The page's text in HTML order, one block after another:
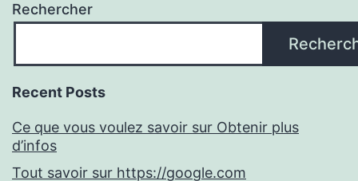
Rechercher
Recent Posts
Ce que vous voulez savoir sur Obtenir plus
d’infos
Tout savoir sur https://google.com